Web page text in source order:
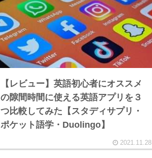
【レビュー】英語初心者にオススメ
の隙間時間に使える英語アプリを３
つ比較してみた【スタディサプリ・
ポケット語学・Duolingo】
2021.11.28